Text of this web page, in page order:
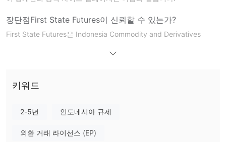
장단점First State Futures이 신뢰할 수 있는가?
First State Futures은 Indonesia Commodity and Derivatives
그러나 Badan Pengawas Perdagangan Berjangka Komoditi
며 Jakarta Futures Exchange (JFX)는
First State Futures에서 무엇을 거래할 수 있나요?
키워드
2-5년 인도네시아 규제
외환 거래 라이선스 (EP)